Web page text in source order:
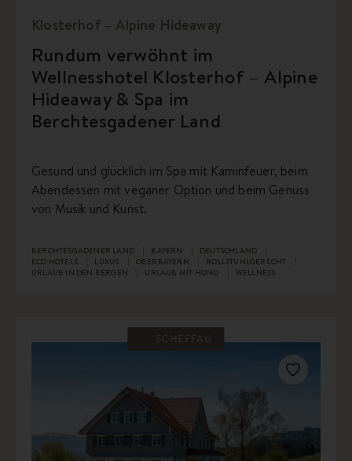
Klosterhof – Alpine Hideaway
Rundum verwöhnt im
Wellnesshotel Klosterhof – Alpine
Hideaway & Spa im
Berchtesgadener Land
Gesund und glücklich im Spa mit Kaminfeuer, beim
Abendessen mit veganer Option und beim Genuss
von Musik und Kunst.
BERCHTESGADENER LAND BAYERN
DEUTSCHLAND
ECO HOTELS
LUXUS OBERBAYERN
ROLLSTUHLGERECHT
URLAUB IN DEN BERGEN
URLAUB MIT HUND WELLNESS
SCHEFFAU